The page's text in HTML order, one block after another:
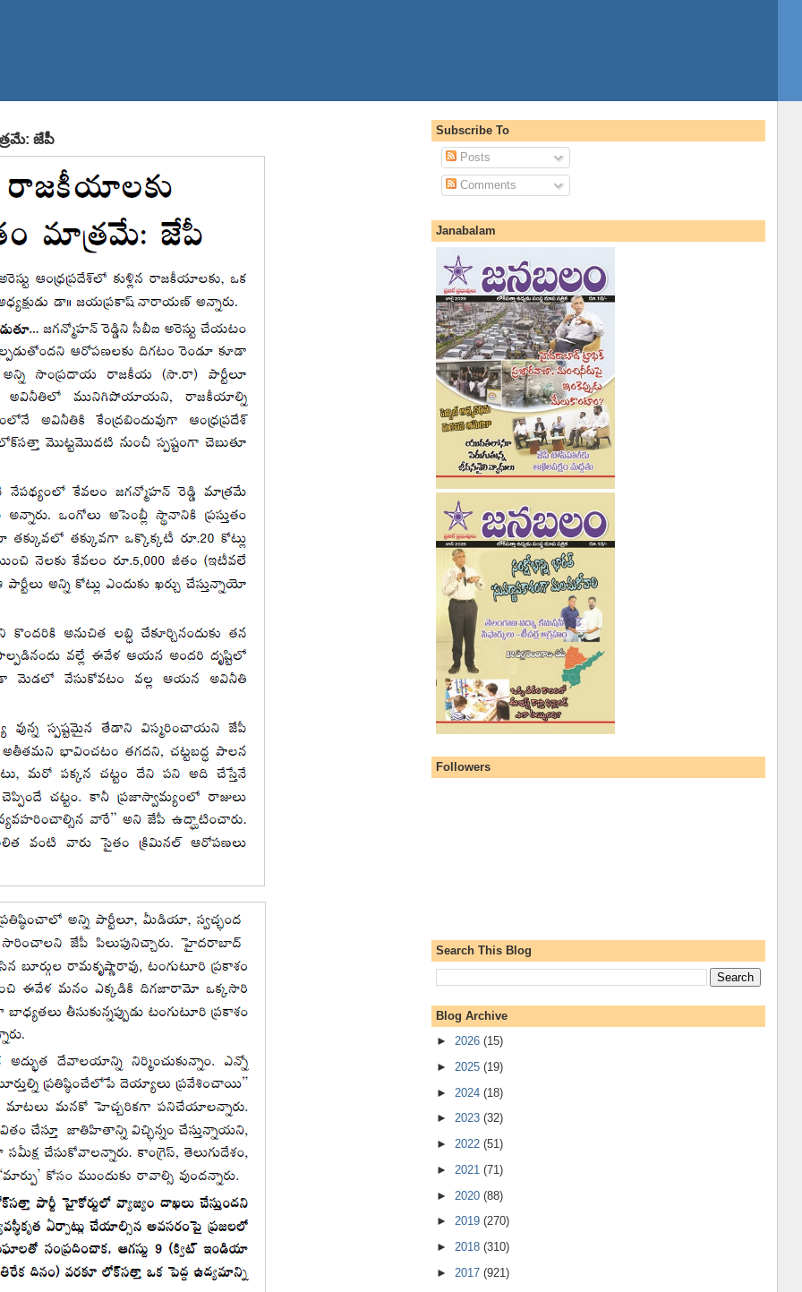
జేపీ
Subscribe To
Posts
Comments
Janabalam
Followers
Search This Blog
Blog Archive
► 2026 (15)
► 2025 (19)
► 2024 (18)
► 2023 (32)
► 2022 (51)
► 2021 (71)
► 2020 (88)
► 2019 (270)
► 2018 (310)
► 2017 (921)